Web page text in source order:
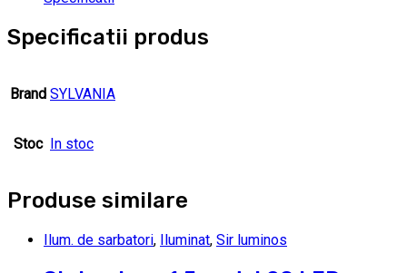
Specificatii produs
Brand SYLVANIA
Stoc In stoc
Produse similare
Ilum. de sarbatori, Iluminat, Sir luminos